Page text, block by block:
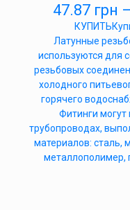
47.87 грн –
КУПИТЬ
Латунные
используются для
резьбовых
холодного
горячего
Фитинги могут
трубопроводах,
материалов: сталь,
металлополимер,